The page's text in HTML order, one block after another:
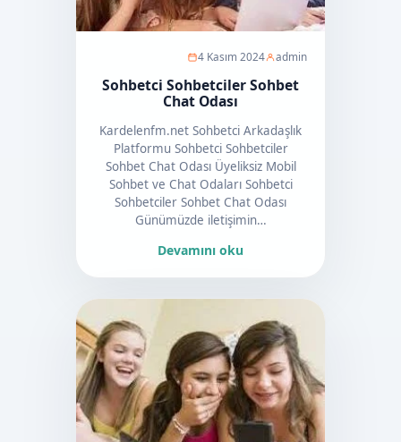
4 Kasım 2024 admin
Sohbetci Sohbetciler Sohbet
Chat Odası
Kardelenfm.net Sohbetci Arkadaşlık
Platformu Sohbetci Sohbetciler
Sohbet Chat Odası Üyeliksiz Mobil
Sohbet ve Chat Odaları Sohbetci
Sohbetciler Sohbet Chat Odası
Günümüzde iletişimin…
Devamını oku